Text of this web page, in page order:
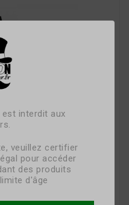
interdit aux
veuillez certifier
pour accéder
des produits
d'âge